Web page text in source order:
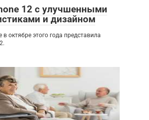
12 с улучшенными
и дизайном
октябре этого года представила